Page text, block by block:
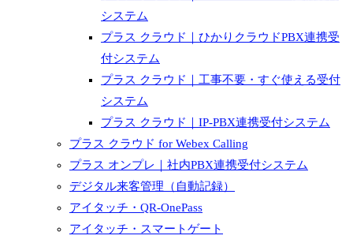
システム
プラス クラウド｜ひかりクラウドPBX連携受
付システム
プラス クラウド｜工事不要・すぐ使える受付
システム
プラス クラウド｜IP-PBX連携受付システム
プラス クラウド for Webex Calling
プラス オンプレ｜社内PBX連携受付システム
デジタル来客管理（自動記録）
アイタッチ・QR-OnePass
アイタッチ・スマートゲート